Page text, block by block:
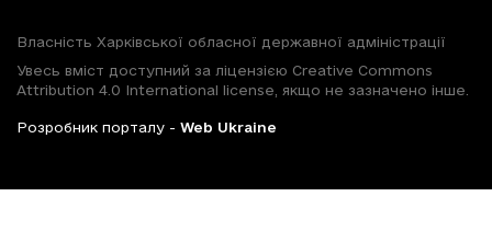
Власність Харківської обласної державної адміністрації
Увесь вміст доступний за ліцензією Creative Commons
Attribution 4.0 International license, якщо не зазначено інше.
Розробник порталу - Web Ukraine